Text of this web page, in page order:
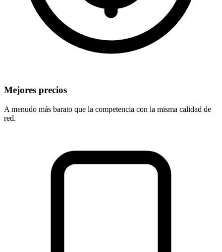
Mejores precios
A menudo más barato que la competencia con la misma calidad de
red.